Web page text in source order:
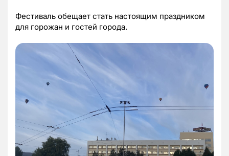
Фестиваль обещает стать настоящим праздником
для горожан и гостей города.